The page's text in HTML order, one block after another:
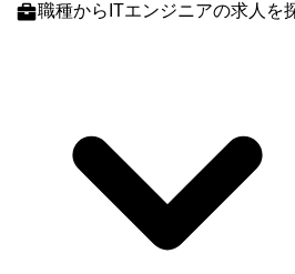
職種からITエンジニアの求人を